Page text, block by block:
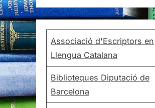
Associació d'Escriptors en
Llengua Catalana
Biblioteques Diputació de
Barcelona